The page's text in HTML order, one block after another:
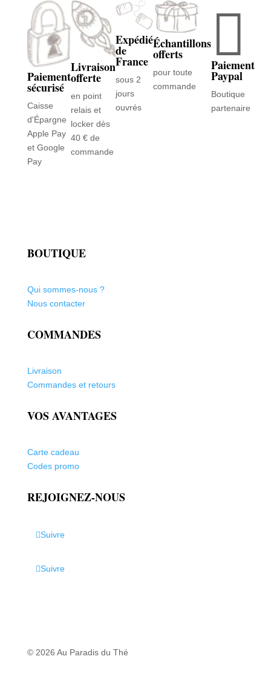
Paiement
sécurisé
Caisse
d'Épargne
Apple Pay
et Google
Pay
Livraison
offerte
en point
relais et
locker dès
40 € de
commande
Expédié
de
France
sous 2
jours
ouvrés
Échantillons
offerts
pour toute
commande

Paiement
Paypal
Boutique
partenaire
BOUTIQUE
Qui sommes-nous ?
Nous contacter
COMMANDES
Livraison
Commandes et retours
VOS AVANTAGES
Carte cadeau
Codes promo
REJOIGNEZ-NOUS
Suivre
Suivre
© 2026 Au Paradis du Thé